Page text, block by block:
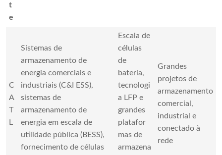
t
e
C
A
T
L
Sistemas de
armazenamento de
energia comerciais e
industriais (C&I ESS),
sistemas de
armazenamento de
energia em escala de
utilidade pública (BESS),
fornecimento de células
Escala de
células
de
bateria,
tecnologi
a LFP e
grandes
platafor
mas de
armazena
Grandes
projetos de
armazenamento
comercial,
industrial e
conectado à
rede